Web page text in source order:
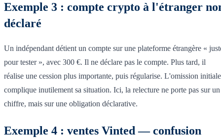
Exemple 3 : compte crypto à l'étranger
déclaré
Un indépendant détient un compte sur une plateforme étrangère «
pour tester », avec 300 €. Il ne déclare pas le compte. Plus tard, il
réalise une cession plus importante, puis régularise. L'omission initiale
complique inutilement sa situation. Ici, la relecture ne porte pas sur un
chiffre, mais sur une obligation déclarative.
Exemple 4 : ventes Vinted — confusion